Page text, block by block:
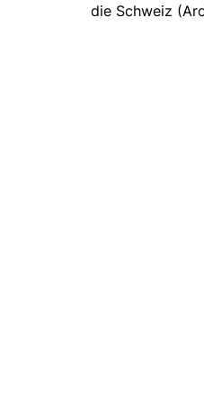
die Schweiz